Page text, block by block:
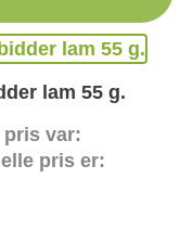
lam 55 g.
pris var:
pris er: